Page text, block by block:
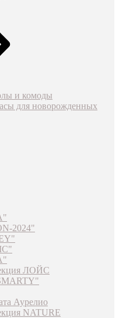
и комоды
для новорожденных
2024"
ЛОЙС
Аурелио
NATURE